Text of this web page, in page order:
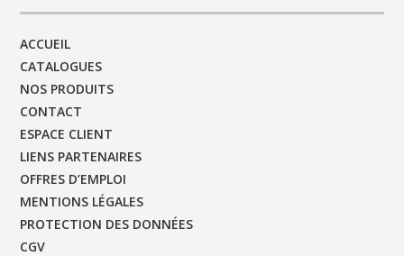
ACCUEIL
CATALOGUES
NOS PRODUITS
CONTACT
ESPACE CLIENT
LIENS PARTENAIRES
OFFRES D’EMPLOI
MENTIONS LÉGALES
PROTECTION DES DONNÉES
CGV